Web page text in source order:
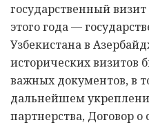
государственный
этого года —
Узбекистана в
исторических визитов
важных документов, в
дальнейшем
партнерства, Договор